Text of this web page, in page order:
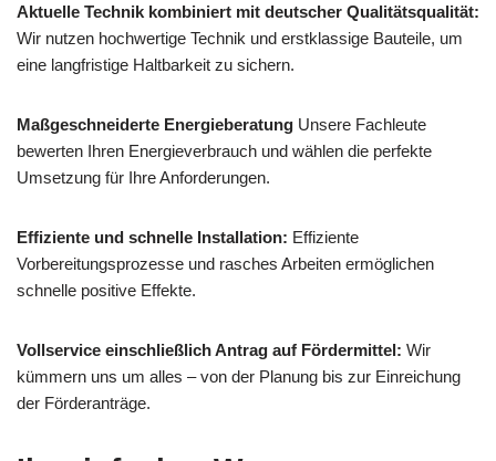
Aktuelle Technik kombiniert mit deutscher Qualitätsqualität:
Wir nutzen hochwertige Technik und erstklassige Bauteile, um
eine langfristige Haltbarkeit zu sichern.
Maßgeschneiderte Energieberatung Unsere Fachleute
bewerten Ihren Energieverbrauch und wählen die perfekte
Umsetzung für Ihre Anforderungen.
Effiziente und schnelle Installation: Effiziente
Vorbereitungsprozesse und rasches Arbeiten ermöglichen
schnelle positive Effekte.
Vollservice einschließlich Antrag auf Fördermittel: Wir
kümmern uns um alles – von der Planung bis zur Einreichung
der Förderanträge.